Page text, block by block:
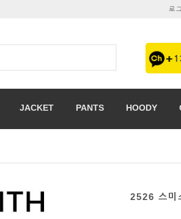
로
JACKET PANTS HOODY
2526 스미